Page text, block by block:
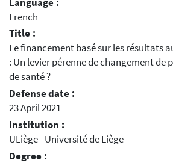
French
Title :
Le financement basé sur les résultats
: Un levier pérenne de changement de
de santé ?
Defense date :
23 April 2021
Institution :
ULiège - Université de Liège
Degree :